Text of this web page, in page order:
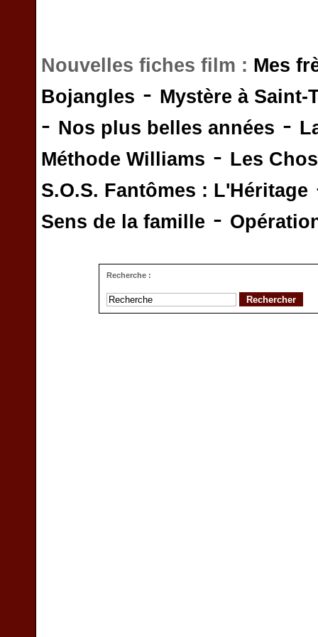
Nouvelles fiches film : Mes
Bojangles - Mystère à Saint-
- Nos plus belles années -
Méthode Williams - Les
S.O.S. Fantômes : L'Héritage
Sens de la famille -
Recherche :